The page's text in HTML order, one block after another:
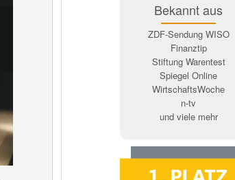
Bekannt aus
ZDF-Sendung WISO
Finanztip
Stiftung Warentest
Spiegel Online
WirtschaftsWoche
n-tv
und viele mehr